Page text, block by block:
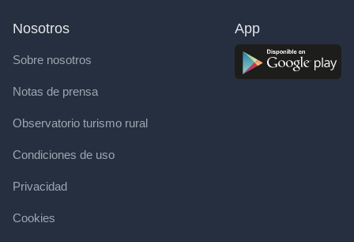
Nosotros
Sobre nosotros
Notas de prensa
Observatorio turismo rural
Condiciones de uso
Privacidad
Cookies
App